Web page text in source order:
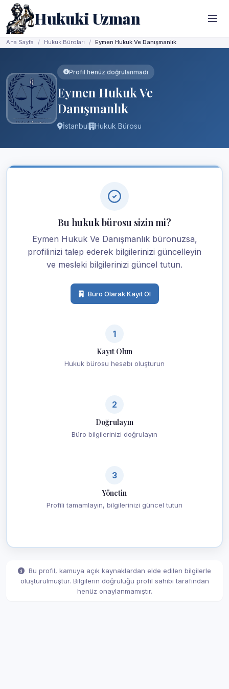
Hukuki Uzman
Ana Sayfa Hukuk Büroları Eymen Hukuk Ve Danışmanlık
Profil henüz doğrulanmadı
Eymen Hukuk Ve
Danışmanlık
İstanbul Hukuk Bürosu
Bu hukuk bürosu sizin mi?
Eymen Hukuk Ve Danışmanlık büronuzsa,
profilinizi talep ederek bilgilerinizi güncelleyin
ve mesleki bilgilerinizi güncel tutun.
Büro Olarak Kayıt Ol
1
Kayıt Olun
Hukuk bürosu hesabı oluşturun
2
Doğrulayın
Büro bilgilerinizi doğrulayın
3
Yönetin
Profili tamamlayın, bilgilerinizi güncel tutun
Bu profil, kamuya açık kaynaklardan elde edilen bilgilerle
oluşturulmuştur. Bilgilerin doğruluğu profil sahibi tarafından
henüz onaylanmamıştır.